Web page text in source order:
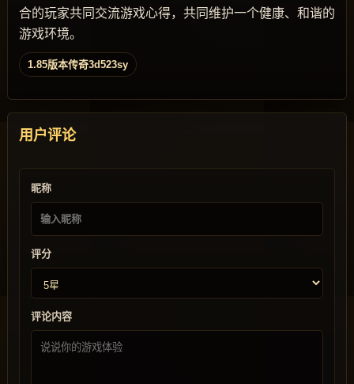
合的玩家共同交流游戏心得，共同维护一个健康、和谐的
游戏环境。
1.85版本传奇3d523sy
用户评论
昵称
评分
评论内容